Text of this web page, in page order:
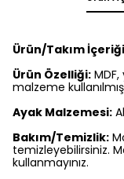
Ürün/Takım
Ürün Özelliği:
malzeme
Ayak Malzemesi:
Bakım/Temizlik:
temizleyebilirsiniz.
kullanmayınız.